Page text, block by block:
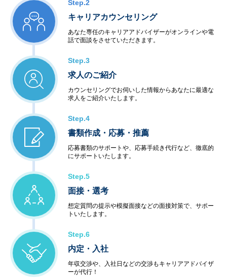
Step.2
キャリアカウンセリング
あなた専任のキャリアアドバイザーがオンラインや電
話で面談をさせていただきます。
Step.3
求人のご紹介
カウンセリングでお伺いした情報からあなたに最適な
求人をご紹介いたします。
Step.4
書類作成・応募・推薦
応募書類のサポートや、応募手続き代行など、徹底的
にサポートいたします。
Step.5
面接・選考
想定質問の提示や模擬面接などの面接対策で、サポー
トいたします。
Step.6
内定・入社
年収交渉や、入社日などの交渉もキャリアアドバイザ
ーが代行！